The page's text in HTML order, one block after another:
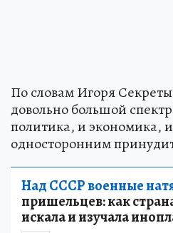
По словам Игоря
довольно большой
политика, и экономика,
односторонним
Над СССР военные
пришельцев: как
искала и изучала